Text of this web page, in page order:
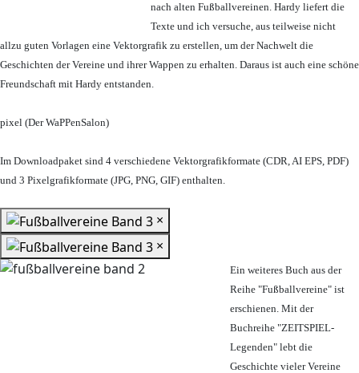
nach alten Fußballvereinen. Hardy liefert die
Texte und ich versuche, aus teilweise nicht
allzu guten Vorlagen eine Vektorgrafik zu erstellen, um der Nachwelt die
Geschichten der Vereine und ihrer Wappen zu erhalten. Daraus ist auch eine schöne
Freundschaft mit Hardy entstanden.
pixel (Der WaPPenSalon)
Im Downloadpaket sind 4 verschiedene Vektorgrafikformate (CDR, AI EPS, PDF)
und 3 Pixelgrafikformate (JPG, PNG, GIF) enthalten.
×
×
Ein weiteres Buch aus der
Reihe "Fußballvereine" ist
erschienen. Mit der
Buchreihe "ZEITSPIEL-
Legenden" lebt die
Geschichte vieler Vereine